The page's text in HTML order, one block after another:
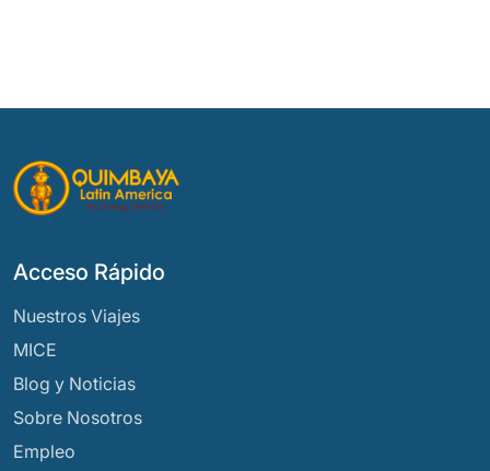
Acceso Rápido
Nuestros Viajes
MICE
Blog y Noticias
Sobre Nosotros
Empleo